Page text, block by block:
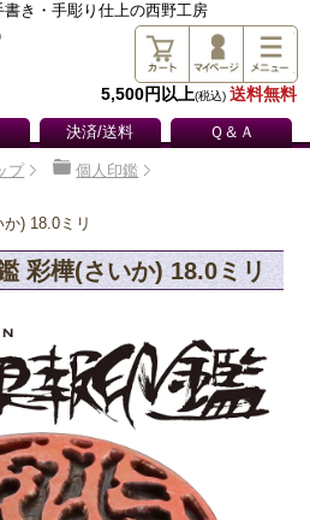
き・手彫り仕上の西野工房
5,500円以上(税込) 送料無料
決済/送料 Ｑ＆Ａ
プ
個人印鑑
) 18.0ミリ
彩樺(さいか) 18.0ミリ